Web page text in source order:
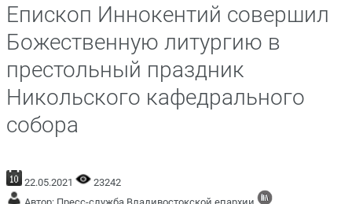
Епископ Иннокентий совершил
Божественную литургию в
престольный праздник
Никольского кафедрального
собора
22.05.2021
23242